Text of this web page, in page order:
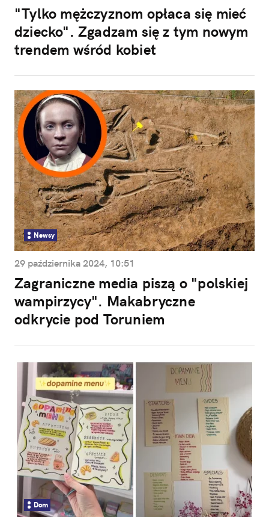
"Tylko mężczyznom opłaca się mieć
dziecko". Zgadzam się z tym nowym
trendem wśród kobiet
Newsy
29 października 2024, 10:51
Zagraniczne media piszą o "polskiej
wampirzycy". Makabryczne
odkrycie pod Toruniem
Dom